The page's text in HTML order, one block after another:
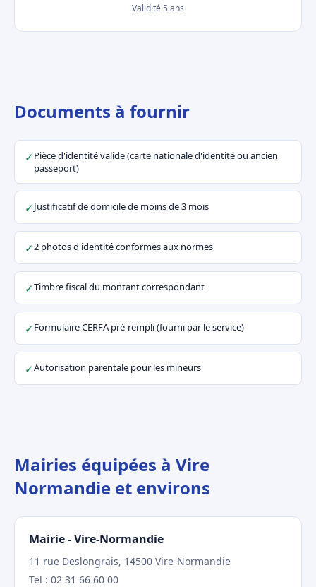
Validité 5 ans
Documents à fournir
✓ Pièce d'identité valide (carte nationale d'identité ou ancien
passeport)
✓Justificatif de domicile de moins de 3 mois
✓2 photos d'identité conformes aux normes
✓Timbre fiscal du montant correspondant
✓ Formulaire CERFA pré-rempli (fourni par le service)
✓Autorisation parentale pour les mineurs
Mairies équipées à Vire
Normandie et environs
Mairie - Vire-Normandie
11 rue Deslongrais, 14500 Vire-Normandie
Tel : 02 31 66 60 00